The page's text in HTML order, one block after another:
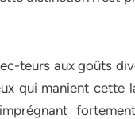
teurs aux goûts
qui manient cette